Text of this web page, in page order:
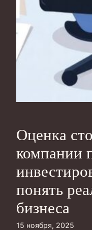
Оценка
компании
понять
бизнеса
15 ноября, 2025